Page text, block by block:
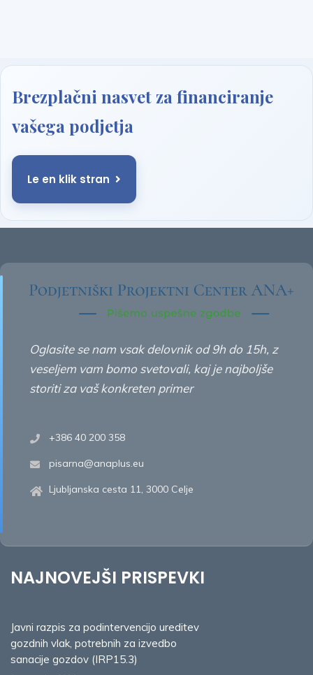
Brezplačni nasvet za financiranje
vašega podjetja
Le en klik stran
Oglasite se nam vsak delovnik od 9h do 15h, z
veseljem vam bomo svetovali, kaj je najboljše
storiti za vaš konkreten primer
+386 40 200 358
pisarna@anaplus.eu
Ljubljanska cesta 11, 3000 Celje
NAJNOVEJŠI PRISPEVKI
Javni razpis za podintervencijo ureditev
gozdnih vlak, potrebnih za izvedbo
sanacije gozdov (IRP15.3)